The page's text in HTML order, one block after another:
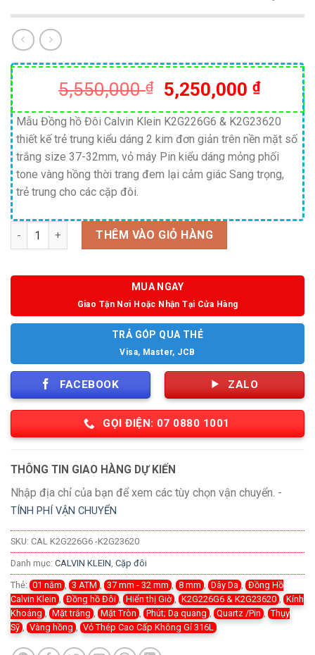
5,550,000₫
Giá
gốc
là:
5,550,000 ₫.
5,250,000 ₫Giá
hiện
tại
là:
Mẫu Đồng hồ Đôi Calvin Klein K2G226G6 & K2G23620
thiết kế trẻ trung kiểu dáng 2 kim đơn giản trên nền mặt số
trắng size 37-32mm, vỏ máy Pin kiểu dáng mỏng phối
tone vàng hồng thời trang đem lại cảm giác Sang trọng,
trẻ trung cho các cặp đôi.
Số lượng THÊM VÀO GIỎ HÀNG
MUA NGAY
Giao Tận Nơi Hoặc Nhận Tại Cửa Hàng
TRẢ GÓP QUA THẺ
Visa, Master, JCB
FACEBOOK ZALO
GỌI ĐIỆN: 07 0880 1001
THÔNG TIN GIAO HÀNG DỰ KIẾN
Nhập địa chỉ của bạn để xem các tùy chọn vận chuyển. -
TÍNH PHÍ VẬN CHUYỂN
SKU: CAL K2G226G6 -K2G23620
Danh mục: CALVIN KLEIN Cặp đôi
Thẻ: 01 năm 3 ATM 37 mm - 32 mm 8 mm Dây Da
Đồng Hồ
Calvin Klein
Đồng hồ Đôi Hiển thị Giờ K2G226G6 & K2G23620
Kính
Khoáng
Mặt trắng Mặt Tròn Phút; Dạ quang Quartz /Pin
Thụy
Sỹ
Vàng hồng Vỏ Thép Cao Cấp Không Gỉ 316L